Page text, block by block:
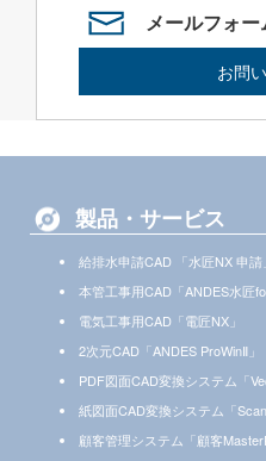
メールフォ
お問
製品・サービス
給排水申請CAD 「水匠NX 申請
本管工事用CAD「ANDES水匠
電気工事用CAD「電匠NX」
2次元CAD「ANDES ProWinⅡ」
PDF図面CAD変換システム「
紙図面CAD変換システム「
顧客管理システム「顧客